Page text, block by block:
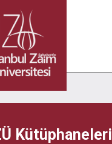
Kütüphaneleri